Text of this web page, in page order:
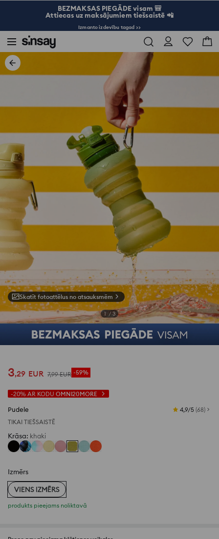
BEZMAKSAS PIEGĀDE visam 🎒
Attiecas uz maksājumiem tiešsaistē 📲
Izmanto izdevību tagad >>
Skatīt fotoattēlus no atsauksmēm
1 / 3
3,29 EUR 7,99 EUR -59%
-20% AR KODU OMNI20MORE
Pudele 4,9/5 (68)
TIKAI TIEŠSAISTĒ
Krāsa: khaki
Izmērs
VIENS IZMĒRS
produkts pieejams noliktavā